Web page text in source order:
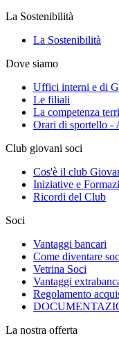
La Sostenibilità
La Sostenibilità
Dove siamo
Uffici interni e di
Le filiali
La competenza
Orari di sportello -
Club giovani soci
Cos'è il club
Iniziative e
Ricordi del Club
Soci
Vantaggi bancari
Come diventare
Vetrina Soci
Vantaggi
Regolamento
La nostra offerta